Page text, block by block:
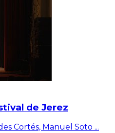
de Jerez
Cortés, Manuel Soto ...